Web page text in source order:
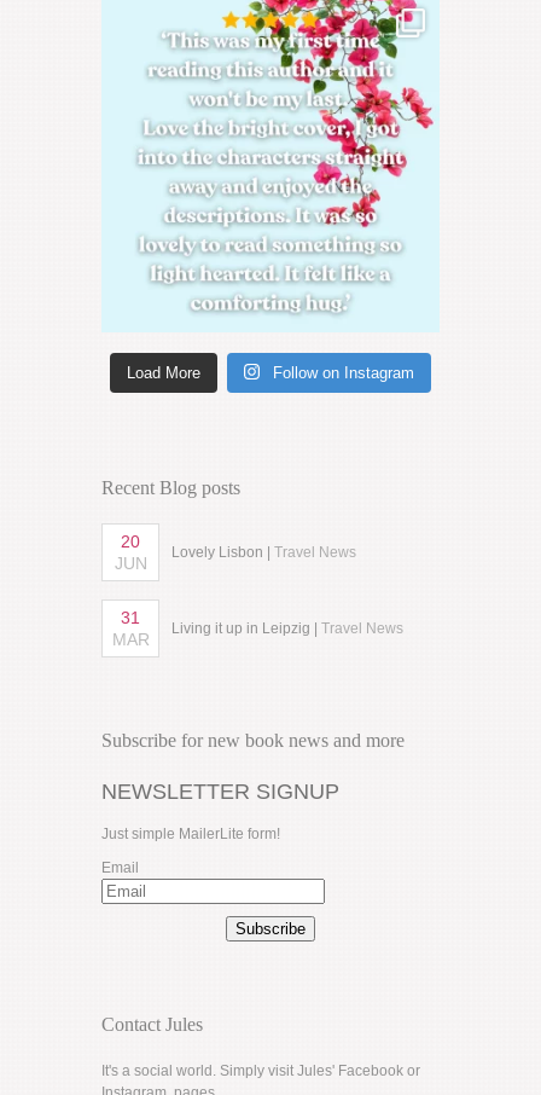
Load More Follow on Instagram
Recent Blog posts
20
JUN
Lovely Lisbon | Travel News
31
MAR
Living it up in Leipzig | Travel News
Subscribe for new book news and more
NEWSLETTER SIGNUP
Just simple MailerLite form!
Email
Subscribe
Contact Jules
It's a social world. Simply visit Jules' Facebook or